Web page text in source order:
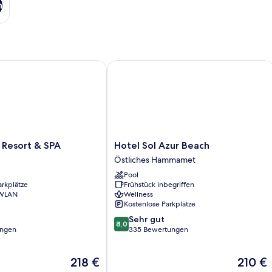
& SPA
Der
218 €
& SPA
Hotel
Sol
Azur
Beach
Östliches
Hammamet
Hotel Sol Azur Beach
Östliches Hammamet
Pool
Frühstück inbegriffen
Wellness
Kostenlose Parkplätze
8.0
von
8,0 Sehr gut
335 Bewertungen
Der
210 €
Hotel Sol Azur Beach